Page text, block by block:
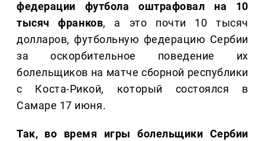
федерации футбола оштрафовал на 10
тысяч франков, а это почти 10 тысяч
долларов, футбольную федерацию Сербии
за оскорбительное поведение их
болельщиков на матче сборной республики
с Коста-Рикой, который состоялся в
Самаре 17 июня.
Так, во время игры болельщики Сербии